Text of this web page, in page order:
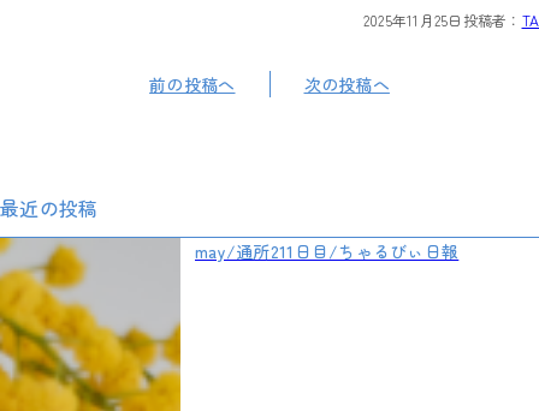
2025年11月25日 投稿者： TA
前の投稿へ 次の投稿へ
最近の投稿
may/通所211日目/ちゃるびぃ日報